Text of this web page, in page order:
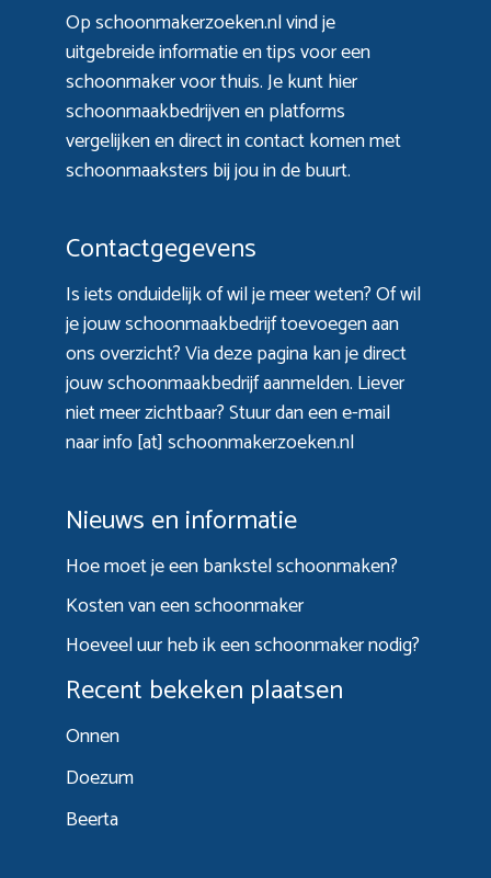
Op schoonmakerzoeken.nl vind je
uitgebreide informatie en tips voor een
schoonmaker voor thuis. Je kunt hier
schoonmaakbedrijven en platforms
vergelijken en direct in contact komen met
schoonmaaksters bij jou in de buurt.
Contactgegevens
Is iets onduidelijk of wil je meer weten? Of wil
je jouw schoonmaakbedrijf toevoegen aan
ons overzicht? Viadeze paginakan je direct
jouw schoonmaakbedrijf aanmelden. Liever
niet meer zichtbaar? Stuur dan een e-mail
naar info [at] schoonmakerzoeken.nl
Nieuws en informatie
Hoe moet je een bankstel schoonmaken?
Kosten van een schoonmaker
Hoeveel uur heb ik een schoonmaker nodig?
Recent bekeken plaatsen
Onnen
Doezum
Beerta